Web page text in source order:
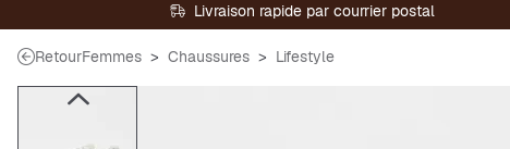
Livraison rapide par courrier postal
RetourFemmes Chaussures Lifestyle